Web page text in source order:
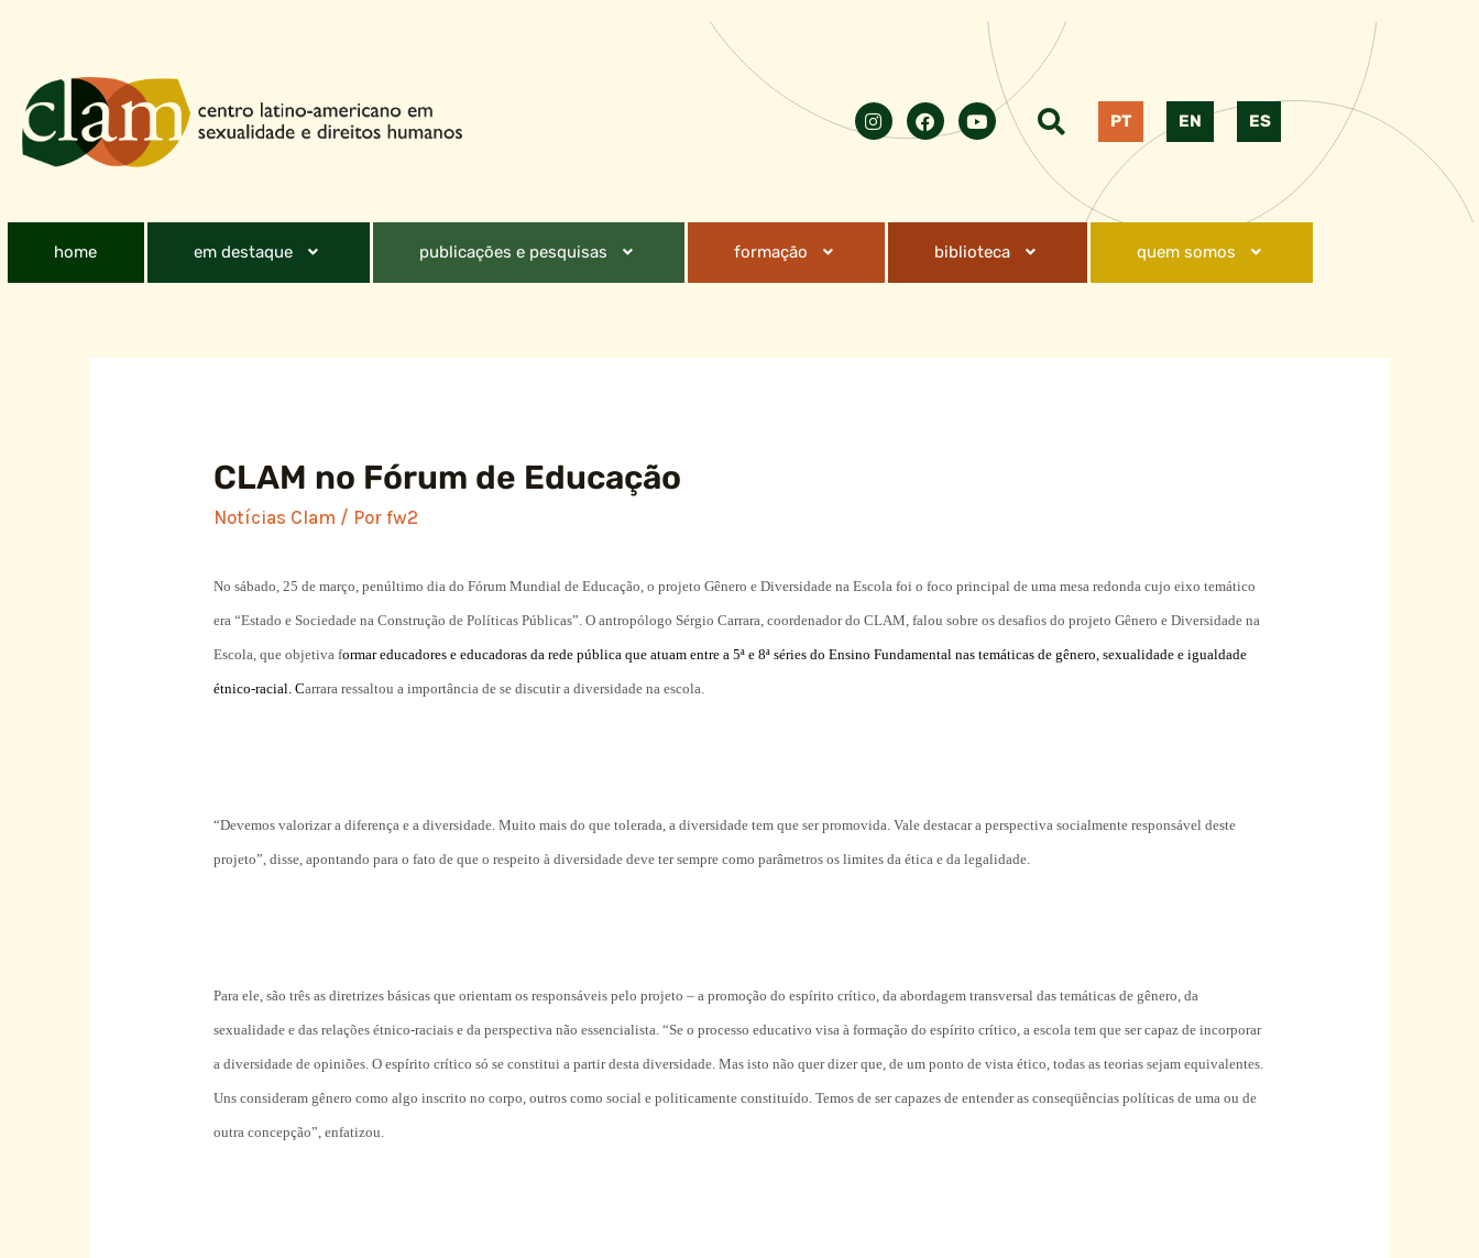
PT EN ES
home em destaque publicações e pesquisas formação biblioteca quem somos
CLAM no Fórum de Educação
Notícias Clam / Porfw2
No sábado, 25 de março, penúltimo dia do Fórum Mundial de Educação, o projeto Gênero e Diversidade na Escola foi o foco principal de uma mesa redonda cujo eixo temático
era “Estado e Sociedade na Construção de Políticas Públicas”. O antropólogo Sérgio Carrara, coordenador do CLAM, falou sobre os desafios do projeto Gênero e Diversidade na
Escola, que objetiva formar educadores e educadoras da rede pública que atuam entre a 5ª e 8ª séries do Ensino Fundamental nas temáticas de gênero, sexualidade e igualdade
étnico-racial. Carrara ressaltou a importância de se discutir a diversidade na escola.
“Devemos valorizar a diferença e a diversidade. Muito mais do que tolerada, a diversidade tem que ser promovida. Vale destacar a perspectiva socialmente responsável deste
projeto”, disse, apontando para o fato de que o respeito à diversidade deve ter sempre como parâmetros os limites da ética e da legalidade.
Para ele, são três as diretrizes básicas que orientam os responsáveis pelo projeto – a promoção do espírito crítico, da abordagem transversal das temáticas de gênero, da
sexualidade e das relações étnico-raciais e da perspectiva não essencialista. “Se o processo educativo visa à formação do espírito crítico, a escola tem que ser capaz de incorporar
a diversidade de opiniões. O espírito crítico só se constitui a partir desta diversidade. Mas isto não quer dizer que, de um ponto de vista ético, todas as teorias sejam equivalentes.
Uns consideram gênero como algo inscrito no corpo, outros como social e politicamente constituído. Temos de ser capazes de entender as conseqüências políticas de uma ou de
outra concepção”, enfatizou.